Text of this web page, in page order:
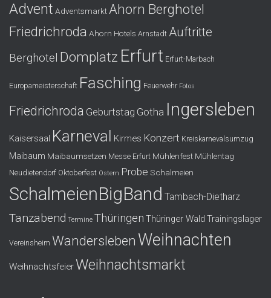
Advent Adventsmarkt Ahorn Berghotel
Friedrichroda Ahorn Hotels Arnstadt Auftritte
Berghotel Domplatz Erfurt Erfurt-Marbach
Europameisterschaft Fasching Feuerwehr Fotos
Friedrichroda Geburtstag Gotha Ingersleben
Kaisersaal Karneval Kirmes Konzert Kreiskarnevalsumzug
Maibaum Maibaumsetzen Messe Erfurt Mühlenfest Mühlentag
Neudietendorf Oktoberfest Ostern Probe Schalmeien
SchalmeienBigBand Tambach-Dietharz
Tanzabend Termine Thüringen Thüringer Wald Trainingslager
Vereinsheim Wandersleben Weihnachten
WeihnachtsfeierWeihnachtsmarkt